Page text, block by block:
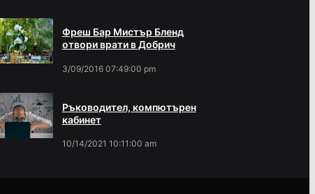
Фреш Бар Мистър Бленд
отвори врати в Добрич
3/09/2016 07:49:00 pm
Ръководител, компютърен
кабинет
10/14/2021 10:11:00 am